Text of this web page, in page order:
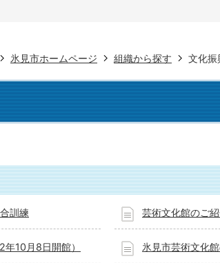
氷見市ホームページ 組織から探す 文化振
訓練 芸術文化館のご
10月8日開館） 氷見市芸術文化